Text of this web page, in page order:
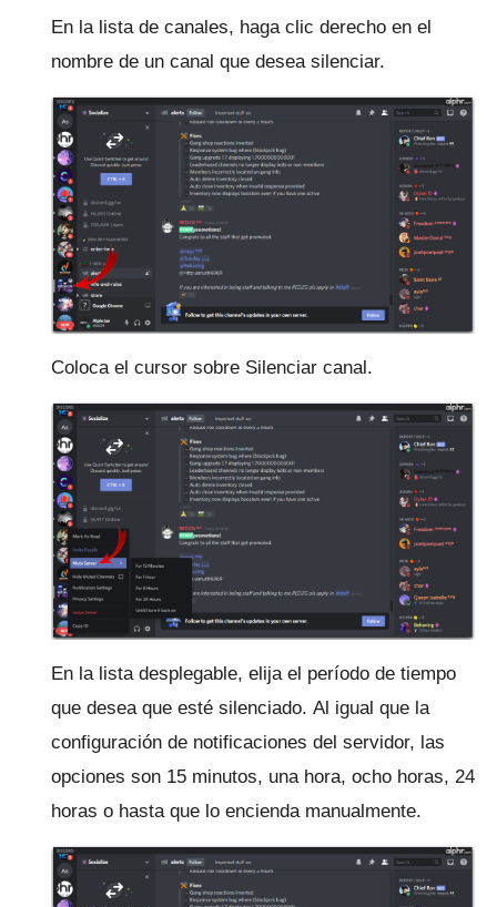
En la lista de canales, haga clic derecho en el
nombre de un canal que desea silenciar.
Coloca el cursor sobre Silenciar canal.
En la lista desplegable, elija el período de tiempo
que desea que esté silenciado. Al igual que la
configuración de notificaciones del servidor, las
opciones son 15 minutos, una hora, ocho horas, 24
horas o hasta que lo encienda manualmente.